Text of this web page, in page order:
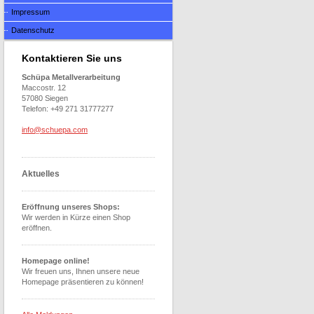
Impressum
Datenschutz
Kontaktieren Sie uns
Schüpa Metallverarbeitung
Maccostr. 12
57080 Siegen
Telefon: +49 271 31777277
info@schuepa.com
Aktuelles
Eröffnung unseres Shops:
Wir werden in Kürze einen Shop
eröffnen.
Homepage online!
Wir freuen uns, Ihnen unsere neue
Homepage präsentieren zu können!